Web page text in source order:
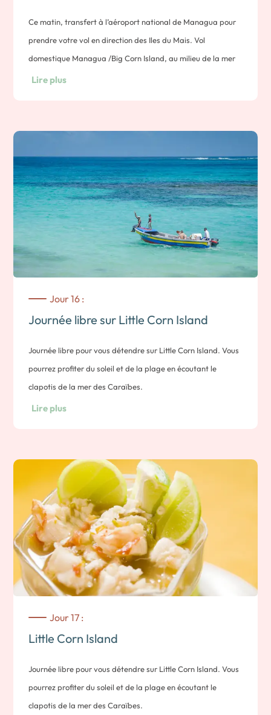
Ce matin, transfert à l’aéroport national de Managua pour
prendre votre vol en direction des Iles du Mais. Vol
domestique Managua /Big Corn Island, au milieu de la mer
des Caraïbes.
Big Corn Island , au milieu de la mer des Caraïbes.
Puis bateau Panga à destination de Little Corn Island.
Vous êtes arrivés à Little Corn Island!
Nuit sur little Corn Island.
Lire plus
Jour 16 :
Journée libre sur Little Corn Island
Journée libre pour vous détendre sur Little Corn Island. Vous
pourrez profiter du soleil et de la plage en écoutant le
clapotis de la mer des Caraïbes.
Vous pourrez aussi aller découvrir les fonds marins en
Pour un repos total, laisser vous tenter pas une séance de
yoga en bord de mer, un massage à quatre mains ou la
spécialité locale, la Piña Colada.
Nuit sur little corn Island
Lire plus
Jour 17 :
Little Corn Island
Journée libre pour vous détendre sur Little Corn Island. Vous
pourrez profiter du soleil et de la plage en écoutant le
clapotis de la mer des Caraïbes.